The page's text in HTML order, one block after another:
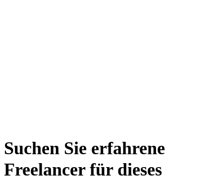
Suchen Sie erfahrene
Freelancer für dieses